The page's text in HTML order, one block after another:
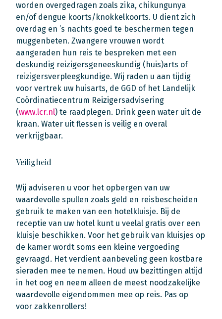
worden overgedragen zoals zika, chikungunya
en/of dengue koorts/knokkelkoorts. U dient zich
overdag en ’s nachts goed te beschermen tegen
muggenbeten. Zwangere vrouwen wordt
aangeraden hun reis te bespreken met een
deskundig reizigersgeneeskundig (huis)arts of
reizigersverpleegkundige. Wij raden u aan tijdig
voor vertrek uw huisarts, de GGD of het Landelijk
Coördinatiecentrum Reizigersadvisering
(www.lcr.nl) te raadplegen. Drink geen water uit de
kraan. Water uit flessen is veilig en overal
verkrijgbaar.
Veiligheid
Wij adviseren u voor het opbergen van uw
waardevolle spullen zoals geld en reisbescheiden
gebruik te maken van een hotelkluisje. Bij de
receptie van uw hotel kunt u veelal gratis over een
kluisje beschikken. Voor het gebruik van kluisjes op
de kamer wordt soms een kleine vergoeding
gevraagd. Het verdient aanbeveling geen kostbare
sieraden mee te nemen. Houd uw bezittingen altijd
in het oog en neem alleen de meest noodzakelijke
waardevolle eigendommen mee op reis. Pas op
voor zakkenrollers!